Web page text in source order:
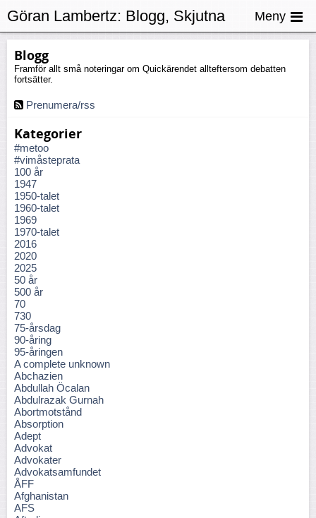
Blogg
Framför allt små noteringar om Quickärendet allteftersom debatten
fortsätter.
Prenumera/rss
Kategorier
#metoo
#vimåsteprata
100 år
1947
1950-talet
1960-talet
1969
1970-talet
2016
2020
2025
50 år
500 år
70
730
75-årsdag
90-åring
95-åringen
A complete unknown
Abchazien
Abdullah Öcalan
Abdulrazak Gurnah
Abortmotstånd
Absorption
Adept
Advokat
Advokater
Advokatsamfundet
ÅFF
Afghanistan
AFS
Göran Lambertz: Blogg, Skjutna Meny